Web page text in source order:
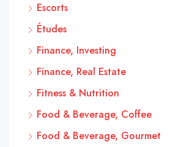
Escorts
Études
Finance, Investing
Finance, Real Estate
Fitness & Nutrition
Food & Beverage, Coffee
Food & Beverage, Gourmet